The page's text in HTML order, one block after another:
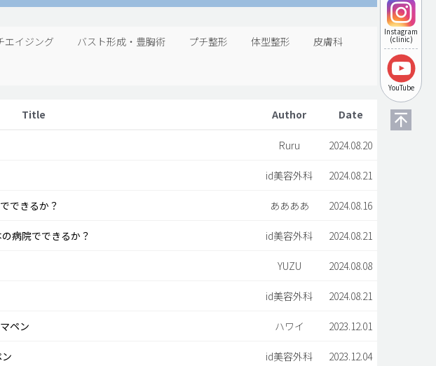
Instagram
(clinic)
YouTube
エイジング バスト形成・豊胸術 プチ整形 体型整形 皮膚科
Title Author Date
Ruru 2024.08.20
id美容外科 2024.08.21
できるか？ ああああ 2024.08.16
病院でできるか？ id美容外科 2024.08.21
YUZU 2024.08.08
id美容外科 2024.08.21
ペン ハワイ 2023.12.01
id美容外科 2023.12.04